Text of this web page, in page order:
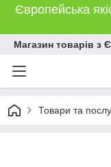
Європейська
Магазин товарів з
Товари та